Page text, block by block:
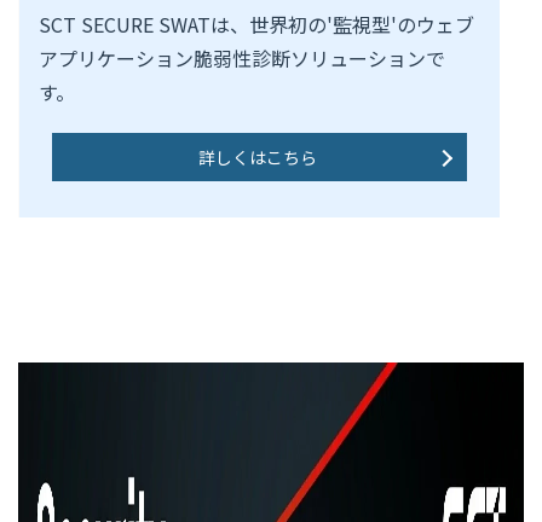
SCT SECURE SWATは、世界初の'監視型'のウェブ
アプリケーション脆弱性診断ソリューションで
す。
詳しくはこちら